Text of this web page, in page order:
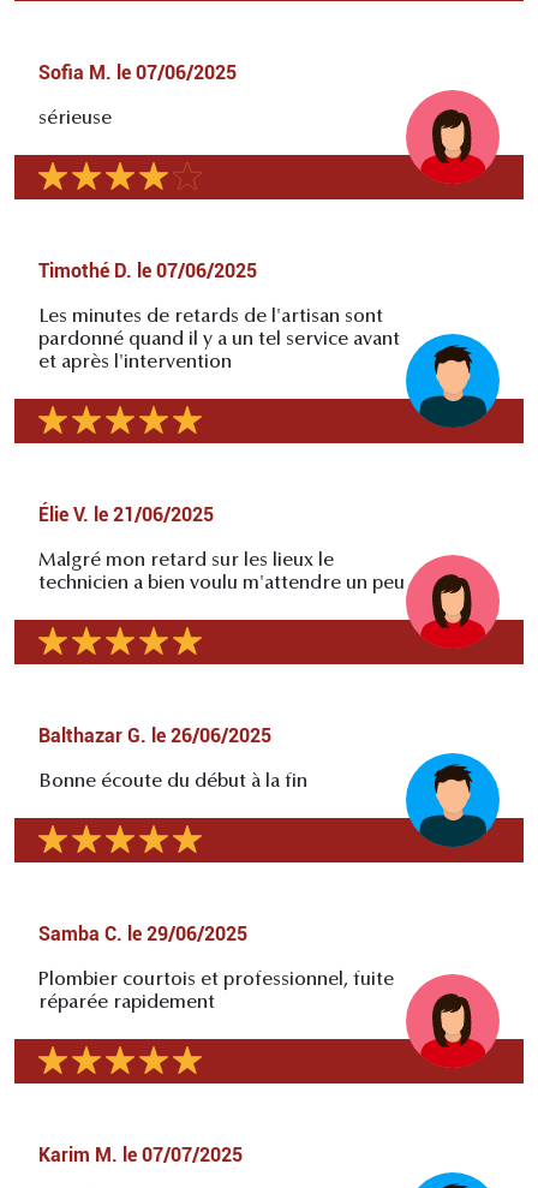
Sofia M. le 07/06/2025
sérieuse
Timothé D. le 07/06/2025
Les minutes de retards de l'artisan sont
pardonné quand il y a un tel service avant
et après l'intervention
Élie V. le 21/06/2025
Malgré mon retard sur les lieux le
technicien a bien voulu m'attendre un peu
Balthazar G. le 26/06/2025
Bonne écoute du début à la fin
Samba C. le 29/06/2025
Plombier courtois et professionnel, fuite
réparée rapidement
Karim M. le 07/07/2025